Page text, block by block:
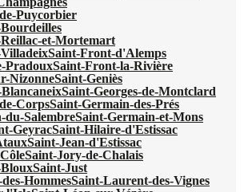
Puycorbier
et-Mortemart
Saint-Front-d'Alemps
PradouxSaint-Front-la-Rivière
NizonneSaint-Geniès
Saint-Georges-de-Montclard
CorpsSaint-Germain-des-Prés
du-SalembreSaint-Germain-et-Mons
GeyracSaint-Hilaire-d'Estissac
Saint-Jean-d'Estissac
Saint-Jory-de-Chalais
Saint-Just
HommesSaint-Laurent-des-Vignes